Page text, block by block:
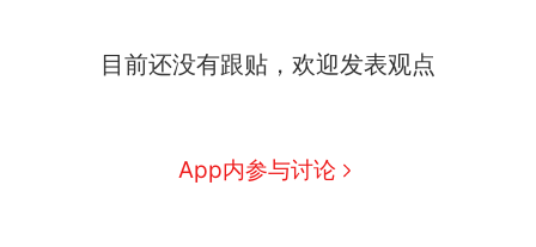
目前还没有跟贴，欢迎发表观点
App内参与讨论